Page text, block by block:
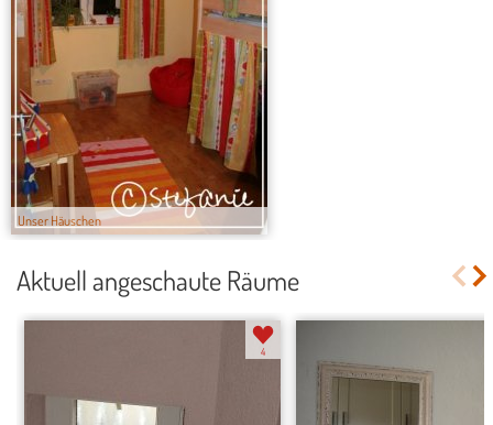
Unser Häuschen
Aktuell angeschaute Räume
4